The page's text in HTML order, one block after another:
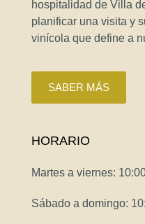
hospitalidad de Villa
planificar una visita y
vinícola que define a
SABER MÁS
HORARIO
Martes a viernes:
Sábado a domingo: